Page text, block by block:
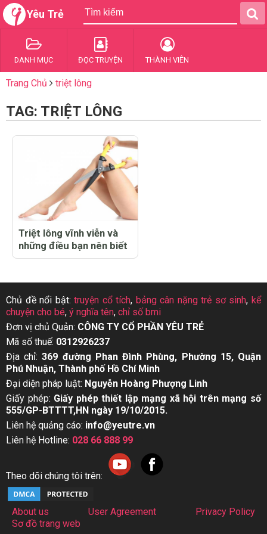
Yêu Trẻ
DANH MỤC ĐỌC TRUYỆN THÀNH VIÊN
Trang Chủ triệt lông
TAG: TRIỆT LÔNG
Triệt lông vĩnh viễn và
những điều bạn nên biết
Chủ đề nổi bật:truyện cổ tích, bảng cân nặng trẻ sơ sinh,kể
chuyện cho bé, ý nghĩa tên, chỉ số bmi
Đơn vị chủ Quản: CÔNG TY CỔ PHẦN YÊU TRẺ
Mã số thuế: 0312926237
Địa chỉ:369 đường Phan Đình Phùng, Phường 15, Quận
Phú Nhuận, Thành phố Hồ Chí Minh
Đại diện pháp luật: Nguyễn Hoàng Phượng Linh
Giấy phép: Giấy phép thiết lập mạng xã hội trên mạng số
555/GP-BTTTT,HN ngày 19/10/2015.
Liên hệ quảng cáo: info@yeutre.vn
Liên hệ Hotline: 028 66 888 99
Theo dõi chúng tôi trên:
About us User Agreement
Privacy Policy
Sơ đồ trang web